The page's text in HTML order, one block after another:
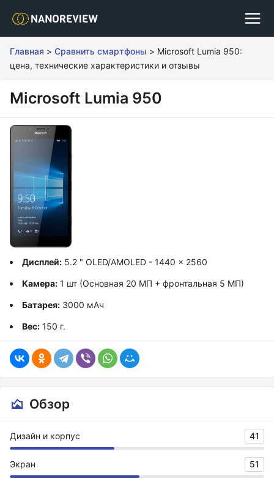
Главная > Сравнить смартфоны > Microsoft Lumia 950:
цена, технические характеристики и отзывы
Microsoft Lumia 950
Дисплей: 5.2 " OLED/AMOLED - 1440 x 2560
Камера: 1 шт (Основная 20 МП + фронтальная 5 МП)
Батарея: 3000 мАч
Вес: 150 г.
Обзор
Дизайн и корпус 41
Экран 51